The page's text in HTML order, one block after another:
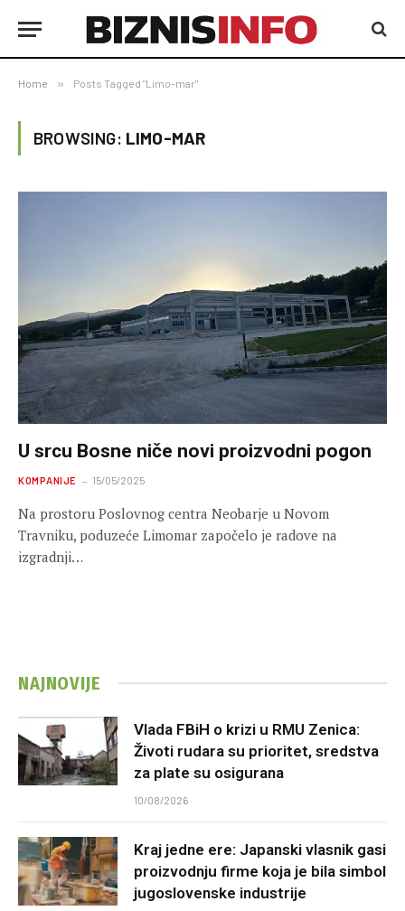
Home » Posts Tagged "Limo-mar"
BROWSING: LIMO-MAR
U srcu Bosne niče novi proizvodni pogon
KOMPANIJE 15/05/2025
Na prostoru Poslovnog centra Neobarje u Novom
Travniku, poduzeće Limomar započelo je radove na
izgradnji…
NAJNOVIJE
Vlada FBiH o krizi u RMU Zenica:
Životi rudara su prioritet, sredstva
za plate su osigurana
10/08/2026
Kraj jedne ere: Japanski vlasnik gasi
proizvodnju firme koja je bila simbol
jugoslovenske industrije